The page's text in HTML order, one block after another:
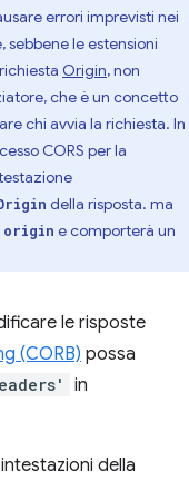
errori imprevisti nei
sebbene le estensioni
Origin, non
che è un concetto
chi avvia la richiesta. In
CORS per la
della risposta. ma
origin e comporterà un
le risposte
(CORB) possa
in
della